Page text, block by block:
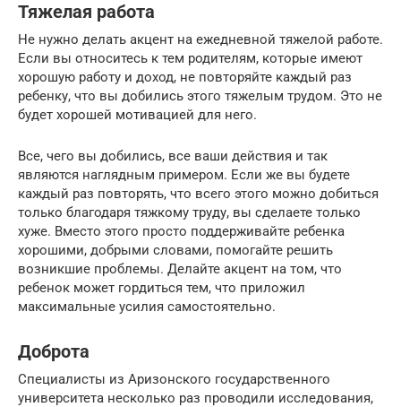
Тяжелая работа
Не нужно делать акцент на ежедневной тяжелой работе.
Если вы относитесь к тем родителям, которые имеют
хорошую работу и доход, не повторяйте каждый раз
ребенку, что вы добились этого тяжелым трудом. Это не
будет хорошей мотивацией для него.
Все, чего вы добились, все ваши действия и так
являются наглядным примером. Если же вы будете
каждый раз повторять, что всего этого можно добиться
только благодаря тяжкому труду, вы сделаете только
хуже. Вместо этого просто поддерживайте ребенка
хорошими, добрыми словами, помогайте решить
возникшие проблемы. Делайте акцент на том, что
ребенок может гордиться тем, что приложил
максимальные усилия самостоятельно.
Доброта
Специалисты из Аризонского государственного
университета несколько раз проводили исследования,